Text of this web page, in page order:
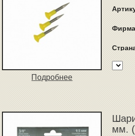
Подробнее
мм.